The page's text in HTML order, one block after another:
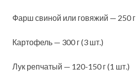
Фарш свиной или говяжий — 250 г
Картофель — 300 г (3 шт.)
Лук репчатый — 120-150 г (1 шт.)